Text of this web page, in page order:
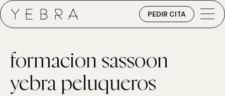
PEDIR CITA
formacion sassoon
yebra peluqueros